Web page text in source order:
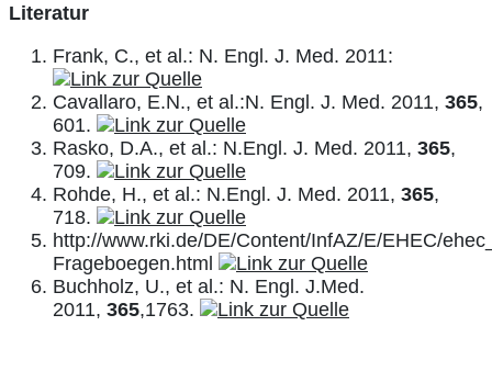
Literatur
Frank, C., et al.: N. Engl. J. Med. 2011:
Cavallaro, E.N., et al.:N. Engl. J. Med. 2011, 365,
601.
Rasko, D.A., et al.: N.Engl. J. Med. 2011, 365,
709.
Rohde, H., et al.: N.Engl. J. Med. 2011, 365,
718.
http://www.rki.de/DE/Content/InfAZ/E/EHEC/
Frageboegen.html
Buchholz, U., et al.: N. Engl. J.Med.
2011, 365,1763.